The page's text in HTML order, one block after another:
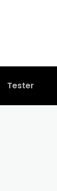
Tester